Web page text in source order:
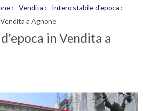
› Vendita › Intero stabile d'epoca ›
a Agnone
in Vendita a